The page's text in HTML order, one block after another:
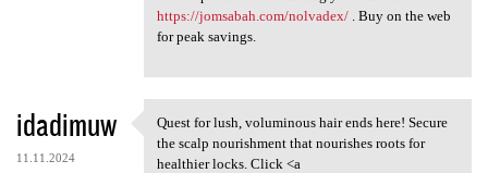
https://jomsabah.com/nolvadex/. Buy on the web
for peak savings.
idadimuw
11.11.2024
Quest for lush, voluminous
Quest for lush, voluminous hair ends here! Secure
the scalp nourishment that nourishes roots for
healthier locks. Click <a